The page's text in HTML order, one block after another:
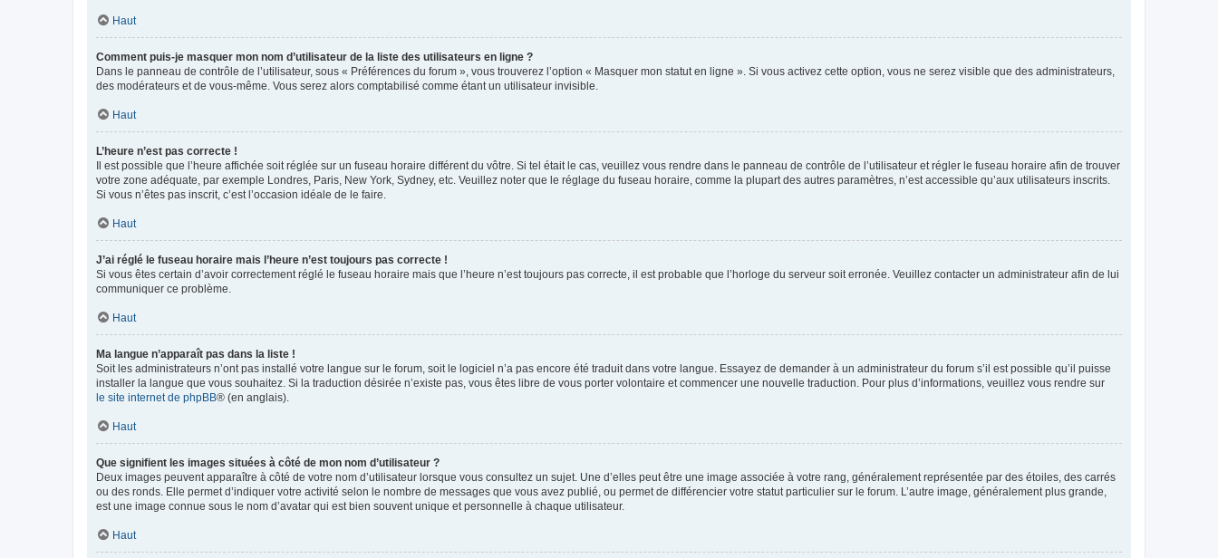
Haut
Comment puis-je masquer mon nom d’utilisateur de la liste des utilisateurs en ligne ?
Dans le panneau de contrôle de l’utilisateur, sous « Préférences du forum », vous trouverez l’option « Masquer mon statut en ligne ». Si vous activez cette option, vous ne serez visible que des administrateurs,
des modérateurs et de vous-même. Vous serez alors comptabilisé comme étant un utilisateur invisible.
Haut
L’heure n’est pas correcte !
Il est possible que l’heure affichée soit réglée sur un fuseau horaire différent du vôtre. Si tel était le cas, veuillez vous rendre dans le panneau de contrôle de l’utilisateur et régler le fuseau horaire afin de trouver
votre zone adéquate, par exemple Londres, Paris, New York, Sydney, etc. Veuillez noter que le réglage du fuseau horaire, comme la plupart des autres paramètres, n’est accessible qu’aux utilisateurs inscrits.
Si vous n’êtes pas inscrit, c’est l’occasion idéale de le faire.
Haut
J’ai réglé le fuseau horaire mais l’heure n’est toujours pas correcte !
Si vous êtes certain d’avoir correctement réglé le fuseau horaire mais que l’heure n’est toujours pas correcte, il est probable que l’horloge du serveur soit erronée. Veuillez contacter un administrateur afin de lui
communiquer ce problème.
Haut
Ma langue n’apparaît pas dans la liste !
Soit les administrateurs n’ont pas installé votre langue sur le forum, soit le logiciel n’a pas encore été traduit dans votre langue. Essayez de demander à un administrateur du forum s’il est possible qu’il puisse
installer la langue que vous souhaitez. Si la traduction désirée n’existe pas, vous êtes libre de vous porter volontaire et commencer une nouvelle traduction. Pour plus d’informations, veuillez vous rendre sur
le site internet de phpBB® (en anglais).
Haut
Que signifient les images situées à côté de mon nom d’utilisateur ?
Deux images peuvent apparaître à côté de votre nom d’utilisateur lorsque vous consultez un sujet. Une d’elles peut être une image associée à votre rang, généralement représentée par des étoiles, des carrés
ou des ronds. Elle permet d’indiquer votre activité selon le nombre de messages que vous avez publié, ou permet de différencier votre statut particulier sur le forum. L’autre image, généralement plus grande,
est une image connue sous le nom d’avatar qui est bien souvent unique et personnelle à chaque utilisateur.
Haut